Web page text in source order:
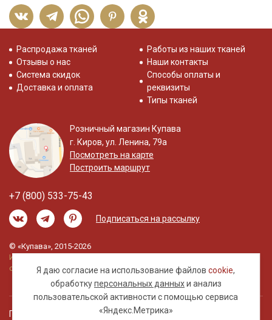
Я даю согласие на использование файловcookie,
обработкуперсональных данныхи анализ
пользовательской активности с помощью сервиса
«Яндекс.Метрика»
Распродажа тканей
Отзывы о нас
Система скидок
Доставка и оплата
Работы из наших тканей
Наши контакты
Способы оплаты и
реквизиты
Типы тканей
Розничный магазин Купава
г. Киров, ул. Ленина, 79а
Посмотреть на карте
Построить маршрут
+7 (800) 533-75-43
Подписаться на рассылку
© «Купава», 2015-2026
Информация на сайте не является публичной
офертой.
Правовая информация